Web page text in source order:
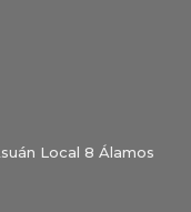
Local 8 Álamos